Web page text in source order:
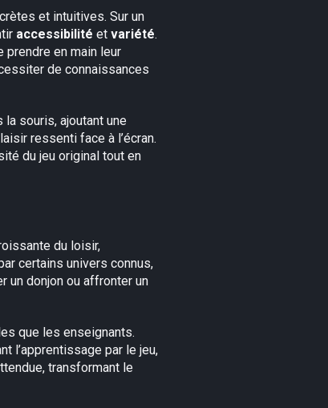
et intuitives. Sur un
accessibilité et variété.
en main leur
de connaissances
souris, ajoutant une
ressenti face à l’écran.
du jeu original tout en
du loisir,
certains univers connus,
un donjon ou affronter un
que les enseignants.
l’apprentissage par le jeu,
transformant le